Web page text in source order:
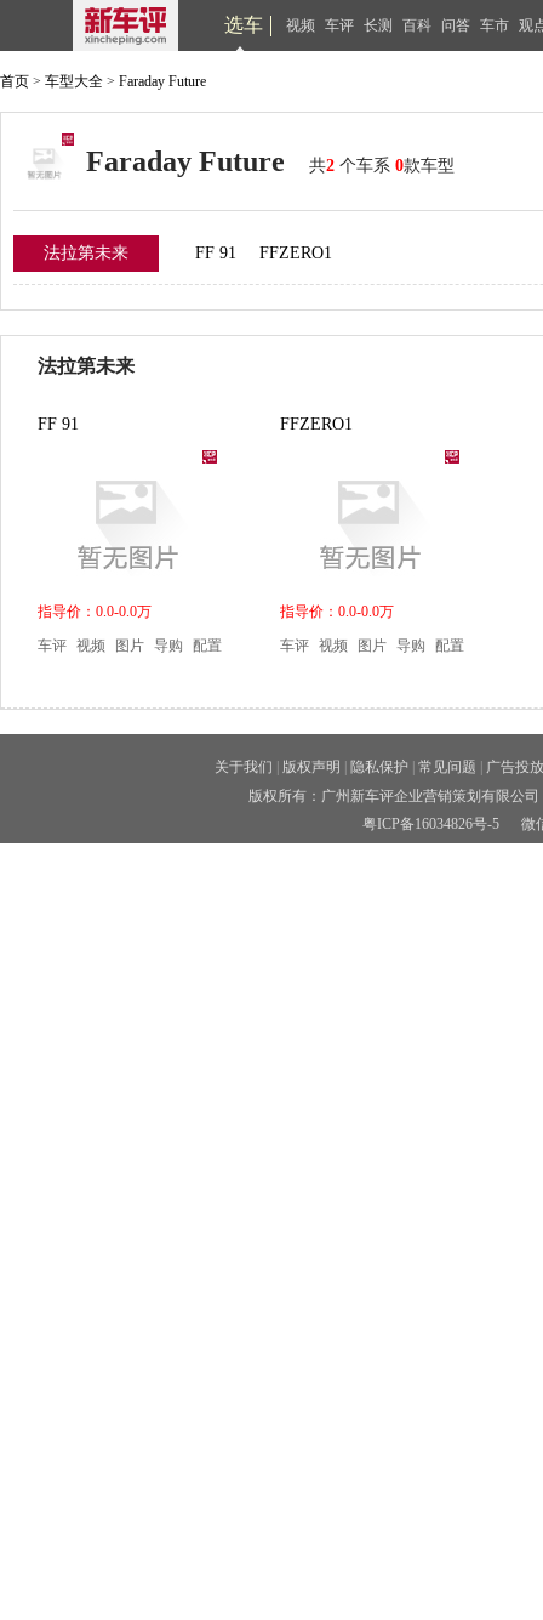
选车 视频 车评 长测 百科 问答 车市 观
首页 > 车型大全 > Faraday Future
Faraday Future 共2 个车系 0款车型
法拉第未来 FF 91 FFZERO1
法拉第未来
FF 91
指导价：0.0-0.0万
车评 视频 图片 导购 配置
FFZERO1
指导价：0.0-0.0万
车评 视频 图片 导购 配置
关于我们 版权声明 隐私保护 常见问题
广告投放
版权所有：广州新车评企业营销策划有限公
粤ICP备16034826号-5微信